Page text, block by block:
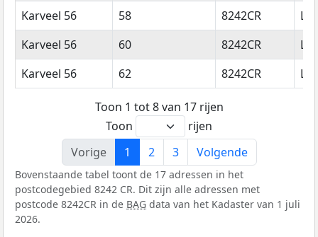
Karveel 56
58 8242CR
Karveel 56
60 8242CR
Karveel 56
62 8242CR
Toon 1 tot 8 van 17 rijen
Toon
rijen
Vorige
1 2 3 Volgende
Bovenstaande tabel toont de 17 adressen in het
postcodegebied 8242 CR. Dit zijn alle adressen met
postcode 8242CR in de BAG data van het Kadaster van 1 juli
2026.